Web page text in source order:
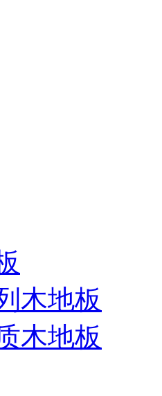
木地板
木地板